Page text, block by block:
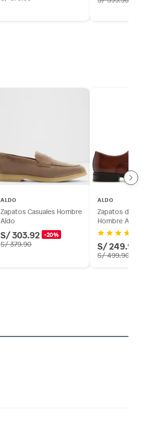
ALDO
Zapatos Casuales Hombre
Aldo
S/ 303.92 -20%
S/ 379.90
ALDO
Zapatos de
Hombre Aldo
S/ 249.95
S/ 499.90